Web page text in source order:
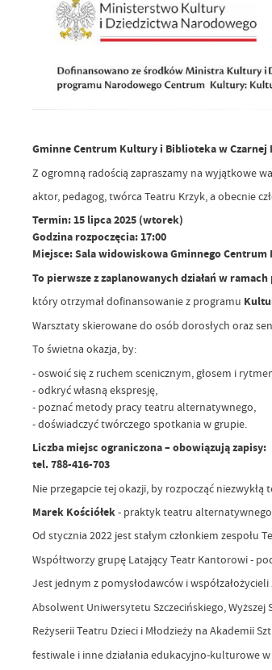
Gminne Centrum Kultury i Biblioteka w
Z ogromną radością zapraszamy na wyjątkowe
aktor, pedagog, twórca Teatru Krzyk, a obecnie
Termin: 15 lipca 2025 (wtorek)
Godzina rozpoczęcia: 17:00
Miejsce: Sala widowiskowa Gminnego
To pierwsze z zaplanowanych działań w
który otrzymał dofinansowanie z programu
Warsztaty skierowane do osób dorosłych oraz
To świetna okazja, by:
- oswoić się z ruchem scenicznym, głosem i
- odkryć własną ekspresję,
- poznać metody pracy teatru alternatywnego,
- doświadczyć twórczego spotkania w grupie.
Liczba miejsc ograniczona – obowiązują zapisy:
tel. 788-416-703
Nie przegapcie tej okazji, by rozpocząć
Marek Kościółek- praktyk teatru alternatywnego
Od stycznia 2022 jest stałym członkiem zespołu
Współtworzy grupę Latający Teatr Kantorowi -
Jest jednym z pomysłodawców i
Absolwent Uniwersytetu Szczecińskiego,
Reżyserii Teatru Dzieci i Młodzieży na Akademii
festiwale i inne działania edukacyjno-kulturowe